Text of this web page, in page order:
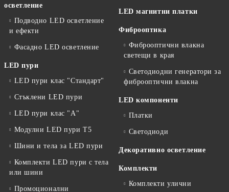
осветление
Подводно LED осветление
и ефекти
Фасадно LED осветление
LED пури
LED пури клас "Стандарт"
Стъклени LED пури
LED пури клас "А"
Модулни LED пури T5
Шини и тела за LED пури
Комплекти LED пури с тела
или шини
Промоционални
LED магнитни платки
Фиброоптика
Фиброоптични влакна
светещи в края
Светодиодни генератори за
фиброоптични влакна
LED компоненти
Платки
Светодиоди
Декоративно осветление
Комплекти
Комплекти улични